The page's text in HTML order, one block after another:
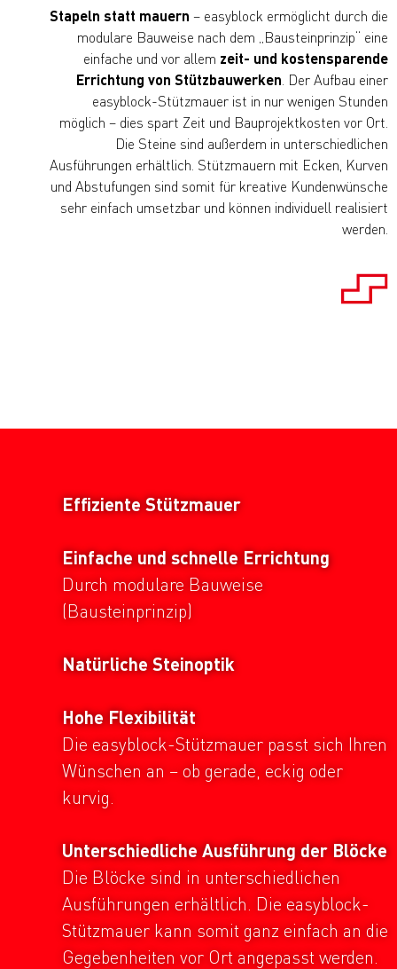
Stapeln statt mauern – easyblock ermöglicht durch die
modulare Bauweise nach dem „Bausteinprinzip“ eine
einfache und vor allem zeit- und kostensparende
Errichtung von Stützbauwerken . Der Aufbau einer
easyblock-Stützmauer ist in nur wenigen Stunden
möglich – dies spart Zeit und Bauprojektkosten vor Ort.
Die Steine sind außerdem in unterschiedlichen
Ausführungen erhältlich. Stützmauern mit Ecken, Kurven
und Abstufungen sind somit für kreative Kundenwünsche
sehr einfach umsetzbar und können individuell realisiert
werden.
Effiziente Stützmauer
Einfache und schnelle Errichtung
Durch modulare Bauweise
(Bausteinprinzip)
Natürliche Steinoptik
Hohe Flexibilität
Die easyblock-Stützmauer passt sich Ihren
Wünschen an – ob gerade, eckig oder
kurvig.
Unterschiedliche Ausführung der Blöcke
Die Blöcke sind in unterschiedlichen
Ausführungen erhältlich. Die easyblock-
Stützmauer kann somit ganz einfach an die
Gegebenheiten vor Ort angepasst werden.